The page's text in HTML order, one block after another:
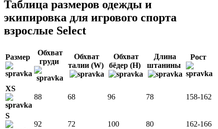
Таблица размеров одежды и
экипировка для игрового спорта
взрослые Select
Размер
Обхват
груди
Обхват
талии (W)
Обхват
бёдер (H)
Длина
штанины
Рост
XS
88
68 96 78 158-162
S
92
72 100 80 162-166